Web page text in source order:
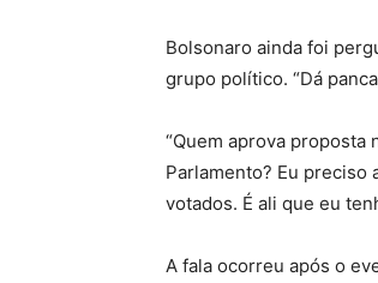
Bolsonaro ainda foi
grupo político. “Dá
“Quem aprova proposta
Parlamento? Eu preciso
votados. É ali que eu
A fala ocorreu após o